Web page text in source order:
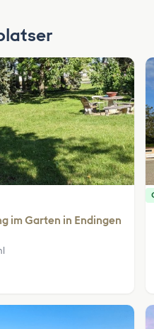
im Garten in Endingen